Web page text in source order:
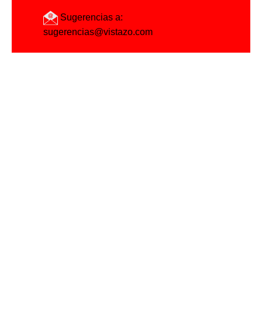
Sugerencias a:
sugerencias@vistazo.com